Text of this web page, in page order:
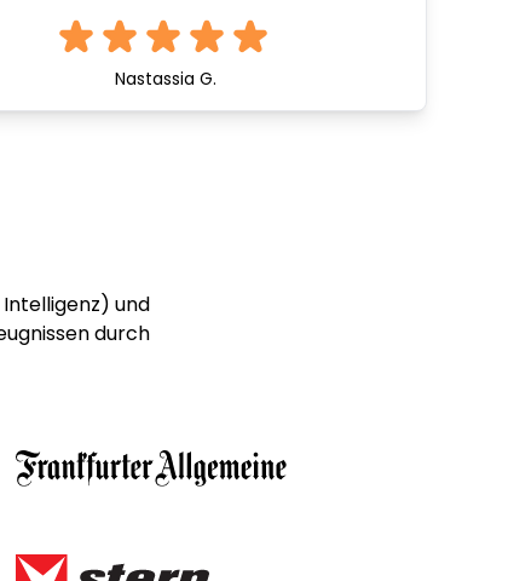
Nastassia G.
und
durch